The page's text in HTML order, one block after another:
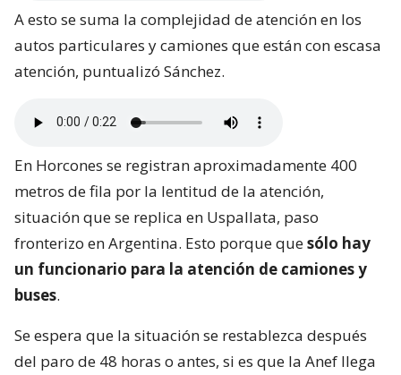
A esto se suma la complejidad de atención en los
autos particulares y camiones que están con escasa
atención, puntualizó Sánchez.
En Horcones se registran aproximadamente 400
metros de fila por la lentitud de la atención,
situación que se replica en Uspallata, paso
fronterizo en Argentina. Esto porque quesólo hay
un funcionario para la atención de camiones y
buses.
Se espera que la situación se restablezca después
del paro de 48 horas o antes, si es que la Anef llega